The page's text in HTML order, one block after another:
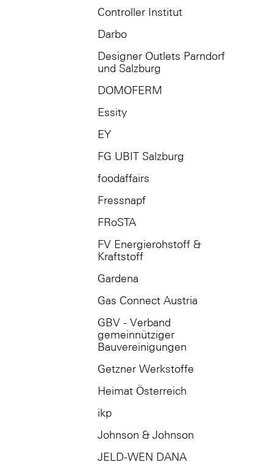
Controller Institut
Darbo
Designer Outlets Parndorf
und Salzburg
DOMOFERM
Essity
EY
FG UBIT Salzburg
foodaffairs
Fressnapf
FRoSTA
FV Energierohstoff &
Kraftstoff
Gardena
Gas Connect Austria
GBV - Verband
gemeinnütziger
Bauvereinigungen
Getzner Werkstoffe
Heimat Österreich
ikp
Johnson & Johnson
JELD-WEN DANA